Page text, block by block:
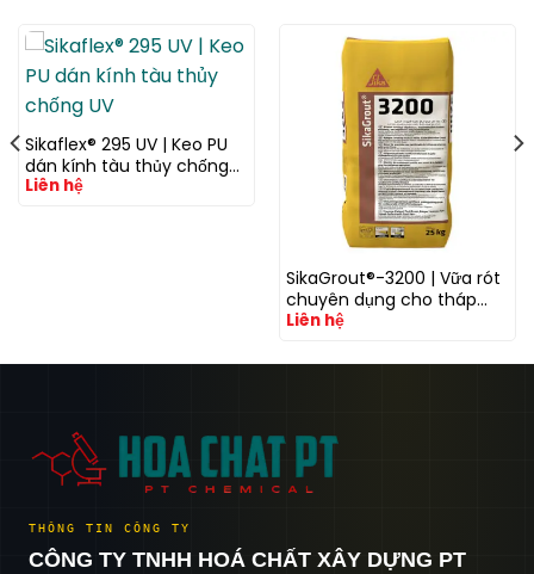
Sikaflex® 295 UV | Keo PU
dán kính tàu thủy chống
UV
Liên hệ
SikaGrout®-3200 | Vữa rót
chuyên dụng cho tháp
điện gió với khả năng
Liên hệ
THÔNG TIN CÔNG TY
CÔNG TY TNHH HOÁ CHẤT XÂY DỰNG PT